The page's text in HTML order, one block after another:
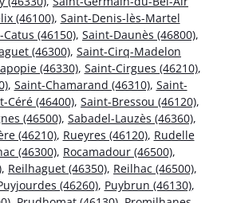
(46100), Saint-Denis-lès-Martel
(46150), Saint-Daunès (46800),
(46300), Saint-Cirq-Madelon
(46330), Saint-Cirgues (46210),
, Saint-Chamarand (46310), Saint-
Céré (46400), Saint-Bressou (46120),
(46500), Sabadel-Lauzès (46360),
(46210), Rueyres (46120), Rudelle
(46300), Rocamadour (46500),
, Reilhaguet (46350), Reilhac (46500),
(46260), Puybrun (46130),